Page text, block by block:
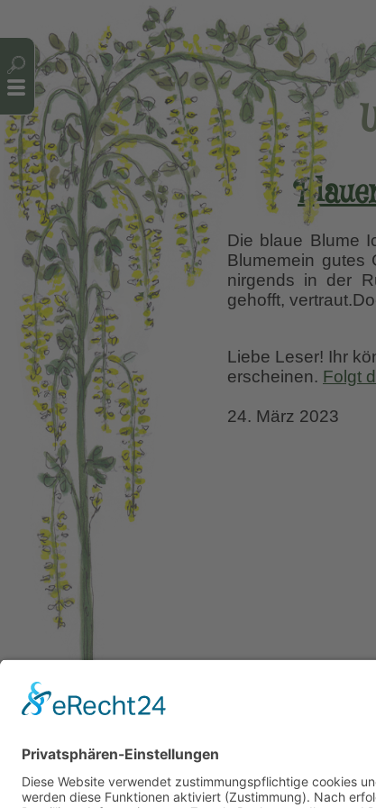
Die blaue Blume
Blumemein gutes
nirgends in der
gehofft,
Liebe Leser! Ihr
erscheinen. Folgt
24. März 2023
Cookie-Einstellungen